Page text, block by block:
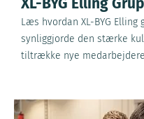
Læs hvordan XL-BYG Elling
synliggjorde den stærke
tiltrække nye medarbejdere